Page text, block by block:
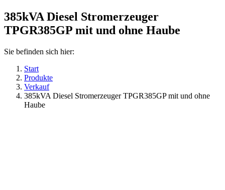
385kVA Diesel Stromerzeuger
TPGR385GP mit und ohne Haube
Sie befinden sich hier:
Start
Produkte
Verkauf
385kVA Diesel Stromerzeuger TPGR385GP mit und ohne
Haube